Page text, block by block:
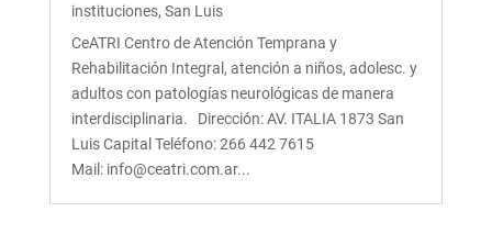
instituciones, San Luis
CeATRI Centro de Atención Temprana y
Rehabilitación Integral, atención a niños, adolesc. y
adultos con patologías neurológicas de manera
interdisciplinaria. Dirección: AV. ITALIA 1873 San
Luis Capital Teléfono: 266 442 7615
Mail: info@ceatri.com.ar...